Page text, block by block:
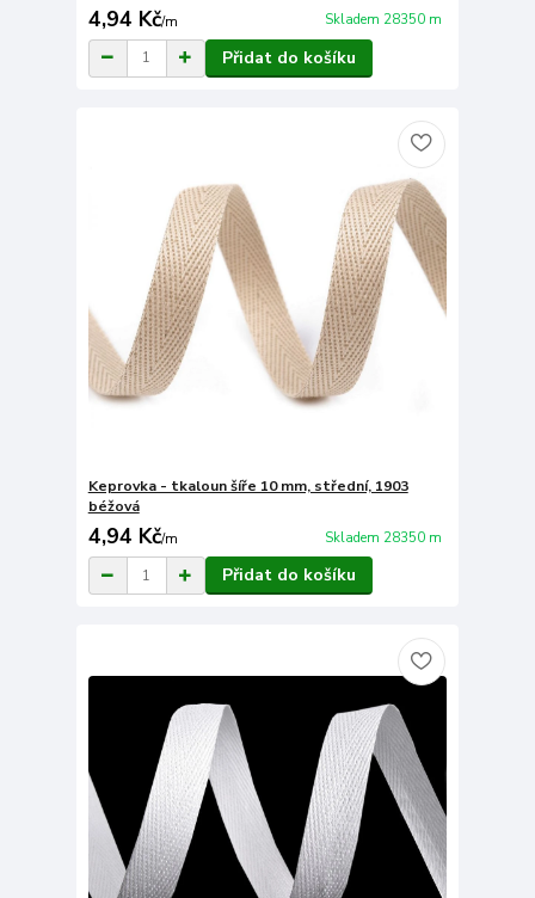
4,94 Kč/m Skladem 28350 m
Přidat do košíku
Keprovka - tkaloun šíře 10 mm, střední, 1903
béžová
4,94 Kč/m Skladem 28350 m
Přidat do košíku